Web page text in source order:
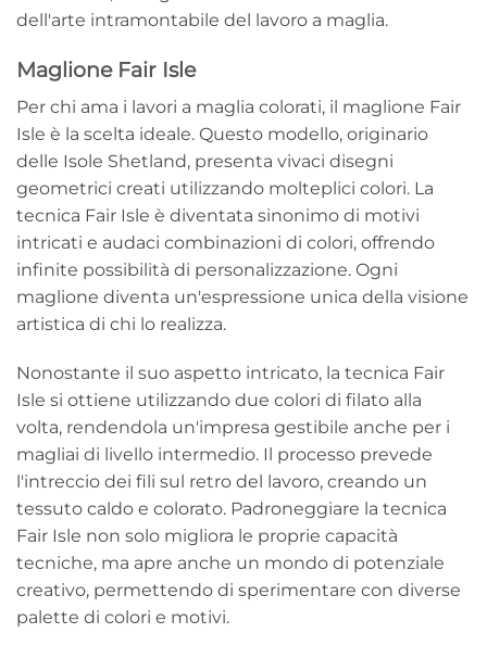
dell'arte intramontabile del lavoro a maglia.
Maglione Fair Isle
Per chi ama i lavori a maglia colorati, il maglione Fair
Isle è la scelta ideale. Questo modello, originario
delle Isole Shetland, presenta vivaci disegni
geometrici creati utilizzando molteplici colori. La
tecnica Fair Isle è diventata sinonimo di motivi
intricati e audaci combinazioni di colori, offrendo
infinite possibilità di personalizzazione. Ogni
maglione diventa un'espressione unica della visione
artistica di chi lo realizza.
Nonostante il suo aspetto intricato, la tecnica Fair
Isle si ottiene utilizzando due colori di filato alla
volta, rendendola un'impresa gestibile anche per i
magliai di livello intermedio. Il processo prevede
l'intreccio dei fili sul retro del lavoro, creando un
tessuto caldo e colorato. Padroneggiare la tecnica
Fair Isle non solo migliora le proprie capacità
tecniche, ma apre anche un mondo di potenziale
creativo, permettendo di sperimentare con diverse
palette di colori e motivi.